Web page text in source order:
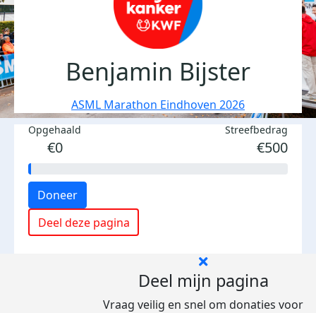
Benjamin Bijster
ASML Marathon Eindhoven 2026
Opgehaald
€0
Streefbedrag
€500
Doneer
Deel deze pagina
Deel mijn pagina
Vraag veilig en snel om donaties voor